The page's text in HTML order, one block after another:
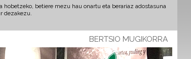
betiere mezu hau onartu eta berariaz adostasuna
dezakezu.
BERTSIO MUGIKORRA